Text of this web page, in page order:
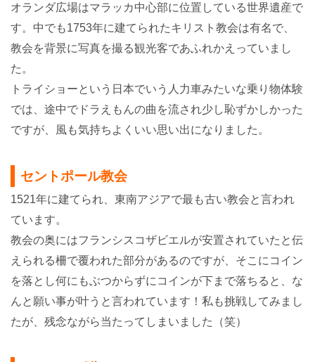
オランダ広場はマラッカ中心部に位置している世界遺産で
す。 中でも1753年に建てられたキリスト教会は有名で、
教会を背景に写真を撮る観光客であふれかえっていまし
た。
トライショーという日本でいう人力車みたいな乗り物体験
では、途中でドラえもんの曲を流され少し恥ずかしかった
ですが、風も気持ちよくいい思い出になりました。
セントポール教会
1521年に建てられ、東南アジアで最も古い教会と言われ
ています。
教会の奥にはフランシスコザビエルが安置されていたと伝
えられる柵で覆われた部分があるのですが、 そこにコイン
を落とし何にもぶつからずにコインが下まで落ちると、な
んと願い事が叶うと言われています！ 私も挑戦してみまし
たが、残念ながら当たってしまいました（笑）